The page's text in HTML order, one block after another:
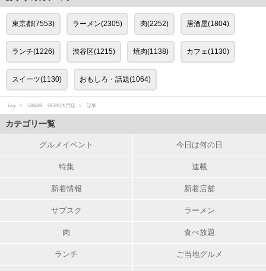
東京都(7553) ラーメン(2305) 肉(2252) 居酒屋(1804)
ランチ(1226) 渋谷区(1215) 焼肉(1138) カフェ(1130)
スイーツ(1130) おもしろ・話題(1064)
favy SABAR GEMS大門店 記事
カテゴリ一覧
グルメイベント 今日は何の日
特集 連載
新着情報 新着店舗
サブスク ラーメン
肉 食べ放題
ランチ ご当地グルメ